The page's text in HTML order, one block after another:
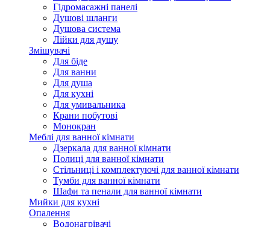
Гідромасажні панелі
Душові шланги
Душова система
Лійки для душу
Змішувачі
Для біде
Для ванни
Для душа
Для кухні
Для умивальника
Крани побутові
Монокран
Меблі для ванної кімнати
Дзеркала для ванної кімнати
Полиці для ванної кімнати
Стільниці і комплектуючі для ванної кімнати
Тумби для ванної кімнати
Шафи та пенали для ванної кімнати
Мийки для кухні
Опалення
Водонагрівачі